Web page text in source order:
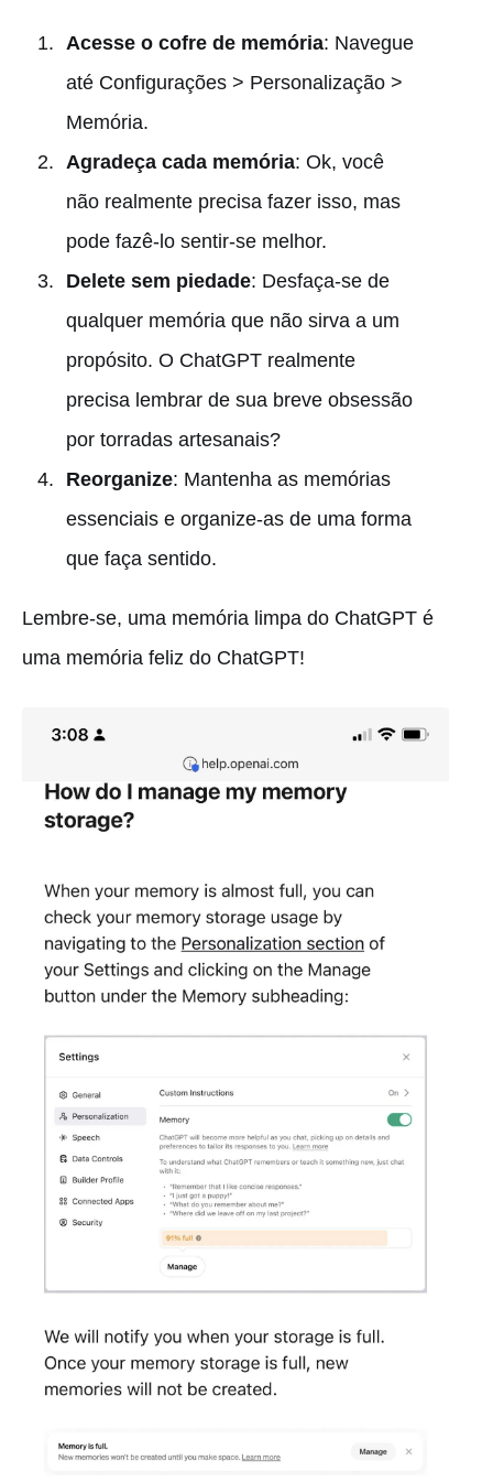
Acesse o cofre de memória: Navegue
até Configurações > Personalização >
Memória.
Agradeça cada memória: Ok, você
não realmente precisa fazer isso, mas
pode fazê-lo sentir-se melhor.
Delete sem piedade: Desfaça-se de
qualquer memória que não sirva a um
propósito. O ChatGPT realmente
precisa lembrar de sua breve obsessão
por torradas artesanais?
Reorganize: Mantenha as memórias
essenciais e organize-as de uma forma
que faça sentido.
Lembre-se, uma memória limpa do ChatGPT é
uma memória feliz do ChatGPT!